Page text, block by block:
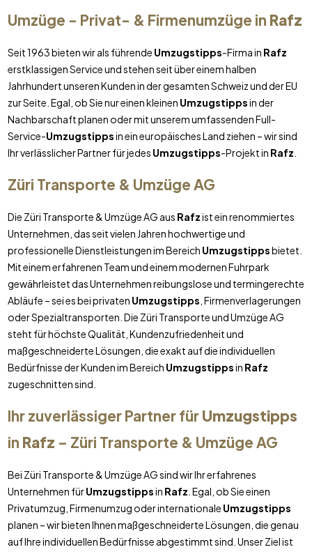
Umzüge - Privat- & Firmenumzüge in Rafz
Seit 1963 bieten wir als führende Umzugstipps-Firma in Rafz
erstklassigen Service und stehen seit über einem halben
Jahrhundert unseren Kunden in der gesamten Schweiz und der EU
zur Seite. Egal, ob Sie nur einen kleinen Umzugstippsin der
Nachbarschaft planen oder mit unserem umfassenden Full-
Service-Umzugstippsin ein europäisches Land ziehen – wir sind
Ihr verlässlicher Partner für jedes Umzugstipps-Projekt in Rafz
Züri Transporte & Umzüge AG
Die Züri Transporte & Umzüge AG aus Rafzist ein renommiertes
Unternehmen, das seit vielen Jahren hochwertige und
professionelle Dienstleistungen im Bereich Umzugstippsbietet.
Mit einem erfahrenen Team und einem modernen Fuhrpark
gewährleistet das Unternehmen reibungslose und termingerechte
Abläufe – sei es bei privaten Umzugstipps , Firmenverlagerungen
oder Spezialtransporten. Die Züri Transporte und Umzüge AG
steht für höchste Qualität, Kundenzufriedenheit und
maßgeschneiderte Lösungen, die exakt auf die individuellen
Bedürfnisse der Kunden im Bereich Umzugstippsin Rafz
zugeschnitten sind.
Ihr zuverlässiger Partner fürUmzugstipps
in Rafz – Züri Transporte & Umzüge AG
Bei Züri Transporte & Umzüge AG sind wir Ihr erfahrenes
Unternehmen fürUmzugstippsin Rafz . Egal, ob Sie einen
Privatumzug, Firmenumzug oder internationale Umzugstipps
planen – wir bieten Ihnen maßgeschneiderte Lösungen, die genau
auf Ihre individuellen Bedürfnisse abgestimmt sind. Unser Ziel ist